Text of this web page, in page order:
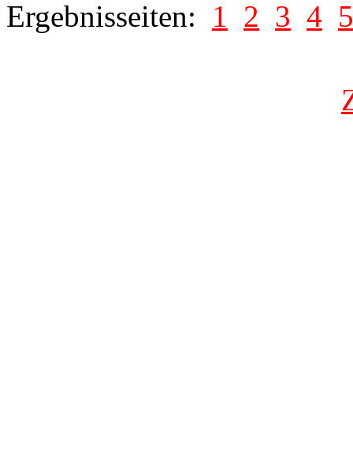
Ergebnisseiten: 1 2 3 4 5